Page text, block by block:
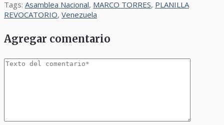
Tags: Asamblea Nacional, MARCO TORRES, PLANILLA
REVOCATORIO, Venezuela
Agregar comentario